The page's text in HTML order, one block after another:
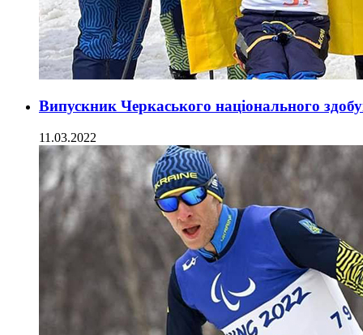
Випускник Черкаського національного
11.03.2022